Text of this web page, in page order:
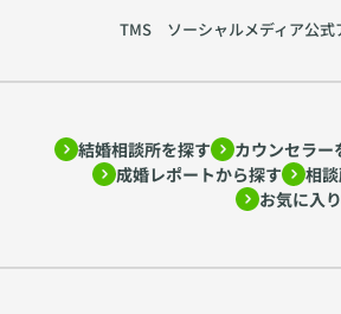
TMS ソーシャルメディア公式
結婚相談所を探す カウンセラー
成婚レポートから探す
相
お気に入り